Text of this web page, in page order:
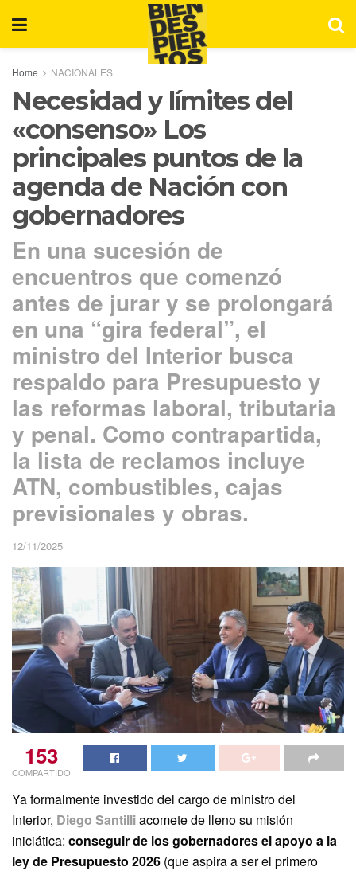
Home NACIONALES
Necesidad y límites del
«consenso» Los
principales puntos de la
agenda de Nación con
gobernadores
En una sucesión de
encuentros que comenzó
antes de jurar y se prolongará
en una “gira federal”, el
ministro del Interior busca
respaldo para Presupuesto y
las reformas laboral, tributaria
y penal. Como contrapartida,
la lista de reclamos incluye
ATN, combustibles, cajas
previsionales y obras.
12/11/2025
153
COMPARTIDO
Ya formalmente investido del cargo de ministro del
Interior, Diego Santilliacomete de lleno su misión
iniciática: conseguir de los gobernadores el apoyo a la
ley de Presupuesto 2026 (que aspira a ser el primero